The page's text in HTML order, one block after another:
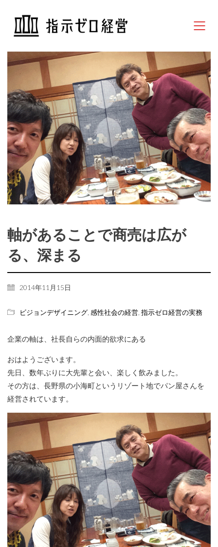
軸があることで商売は広が
る、深まる
2014年11月15日
ビジョンデザイニング 感性社会の経営 指示ゼロ経営の実務
企業の軸は、社長自らの内面的欲求にある
おはようございます。
先日、数年ぶりに大先輩と会い、楽しく飲みました。
その方は、長野県の小海町というリゾート地でパン屋さんを
経営されています。